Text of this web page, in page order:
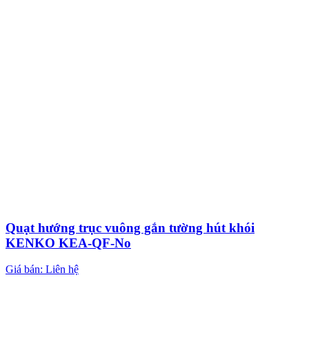
Quạt hướng trục vuông gắn tường hút khói
KENKO KEA-QF-No
Giá bán: Liên hệ